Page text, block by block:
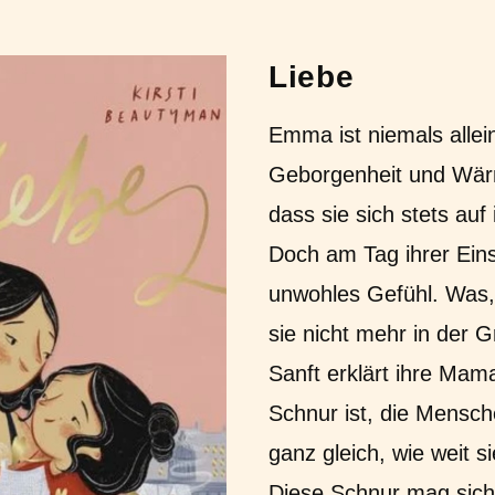
Liebe
Emma ist niemals
Geborgenheit und
dass sie sich stets auf
Doch am Tag ihrer
unwohles Gefühl.
sie nicht mehr in der
Sanft erklärt ihre
Schnur ist, die
ganz gleich, wie weit